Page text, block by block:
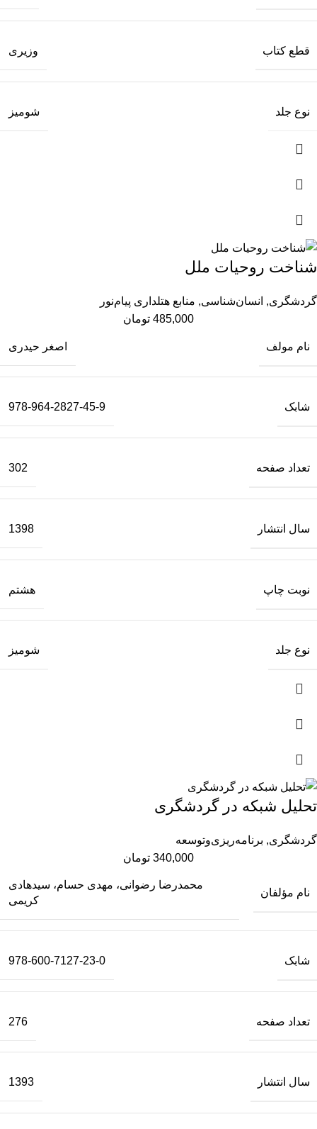
قطع کتاب وزیری
نوع جلد شومیز
شناخت روحیات ملل
گردشگری, انسان‌شناسی, منابع هتلداری پیام‌نور
485,000 تومان
نام مولف اصغر حیدری
شابک 978-964-2827-45-9
تعداد صفحه 302
سال انتشار 1398
نوبت چاپ هشتم
نوع جلد شومیز
تحلیل شبکه در گردشگری
گردشگری, برنامه‌ریزی‌وتوسعه
340,000 تومان
نام مؤلفان
محمدرضا رضوانی، مهدی حسام، سیدهادی
کریمی
شابک 978-600-7127-23-0
تعداد صفحه 276
سال انتشار 1393